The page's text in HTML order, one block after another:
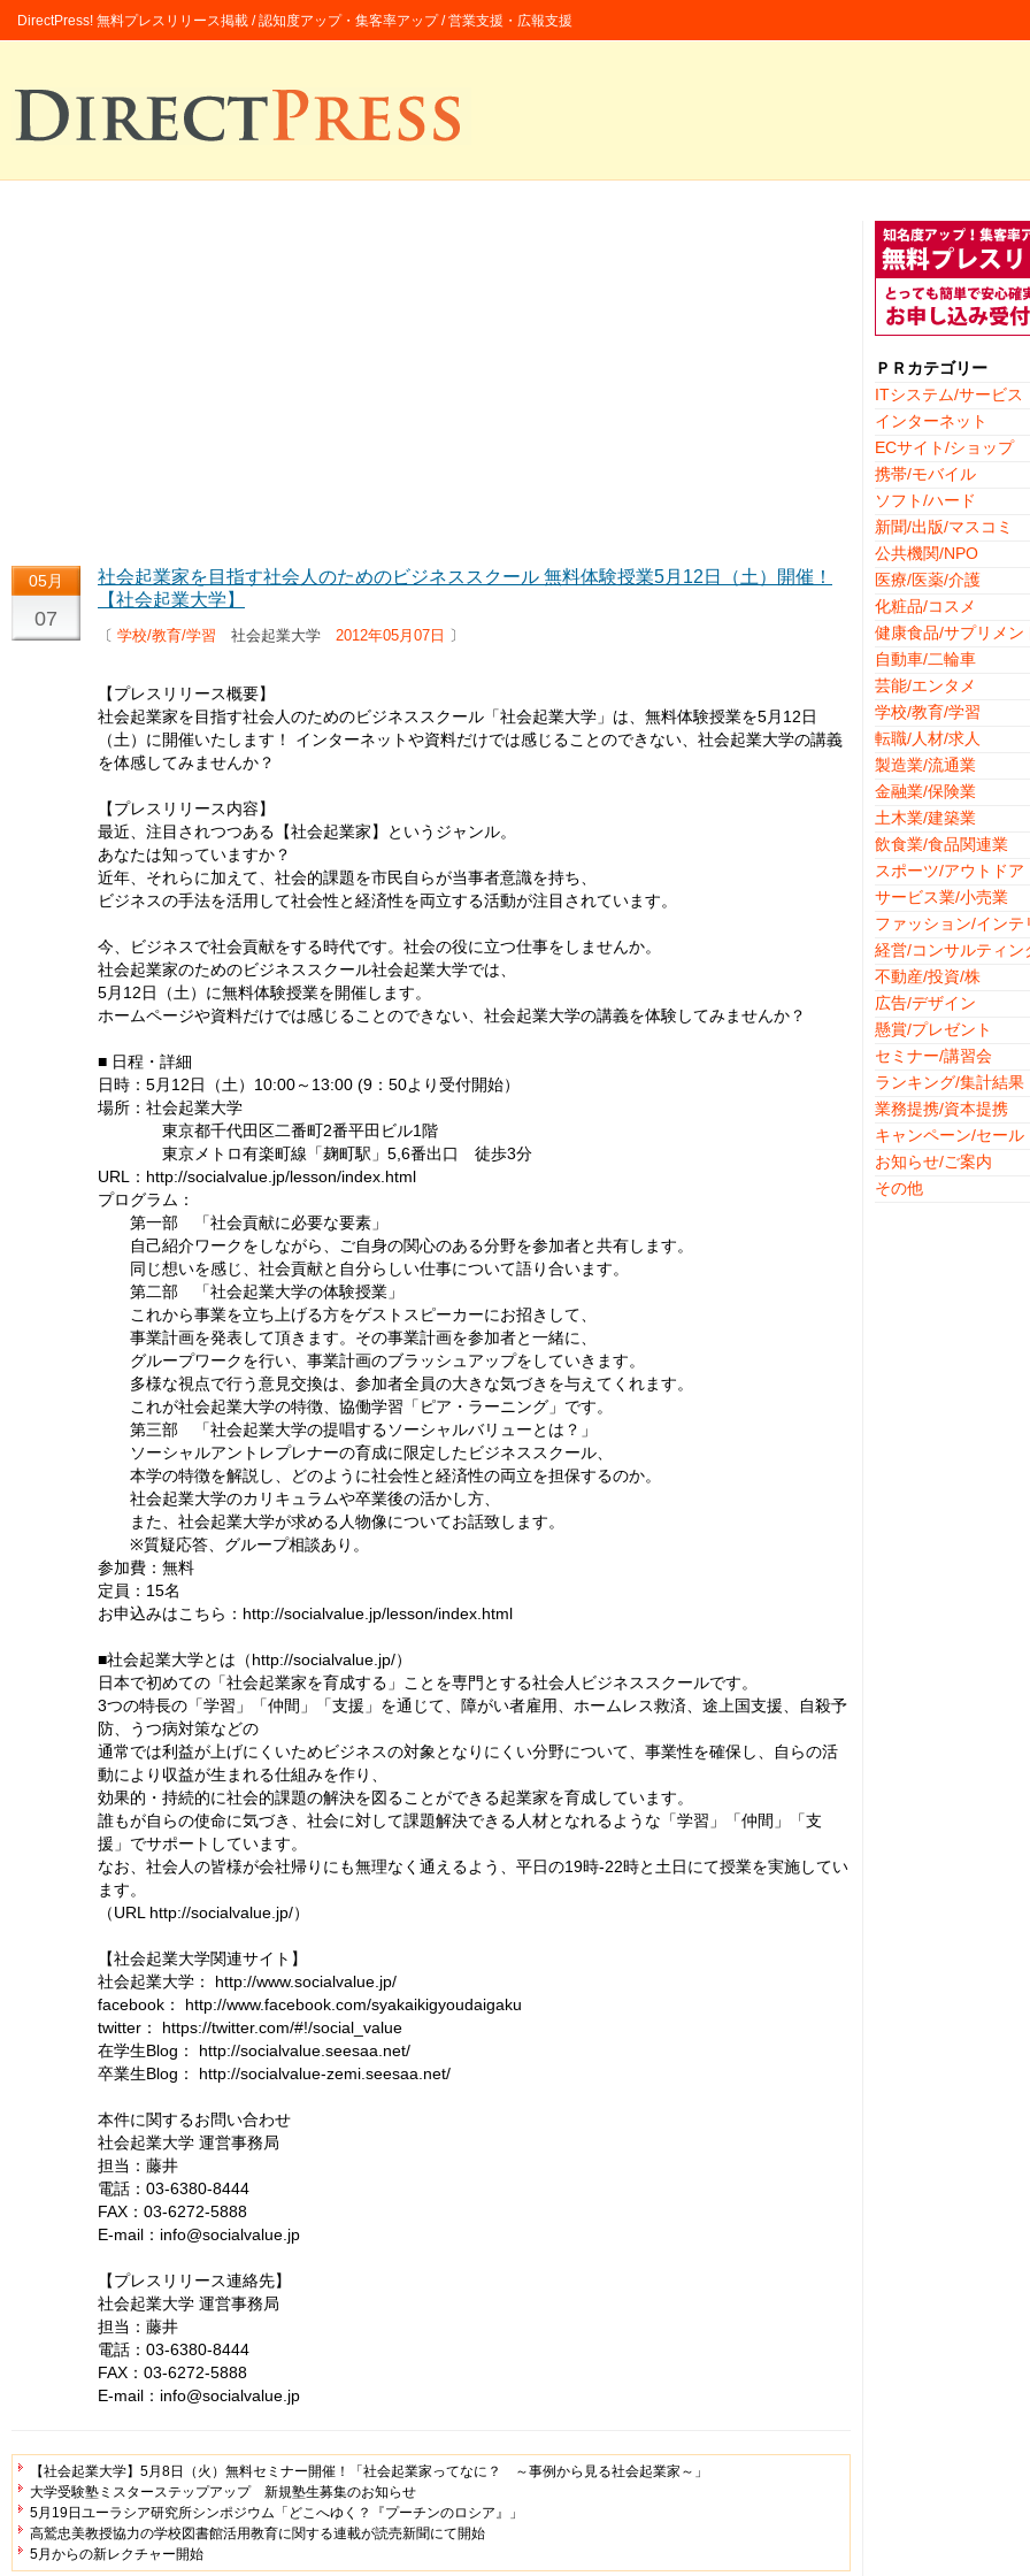
DirectPress! 無料プレスリリース掲載 / 認知度アップ・集客率アップ / 営業支援・広報支援
05月
07
社会起業家を目指す社会人のためのビジネススクール 無料体験授業5月12日（土）開催！
【社会起業大学】
〔 学校/教育/学習 社会起業大学 2012年05月07日 〕
【プレスリリース概要】
社会起業家を目指す社会人のためのビジネススクール「社会起業大学」は、無料体験授業を5月12日
（土）に開催いたします！ インターネットや資料だけでは感じることのできない、社会起業大学の講義
を体感してみませんか？
【プレスリリース内容】
最近、注目されつつある【社会起業家】というジャンル。
あなたは知っていますか？
近年、それらに加えて、社会的課題を市民自らが当事者意識を持ち、
ビジネスの手法を活用して社会性と経済性を両立する活動が注目されています。
今、ビジネスで社会貢献をする時代です。社会の役に立つ仕事をしませんか。
社会起業家のためのビジネススクール社会起業大学では、
5月12日（土）に無料体験授業を開催します。
ホームページや資料だけでは感じることのできない、社会起業大学の講義を体験してみませんか？
■ 日程・詳細
日時：5月12日（土）10:00～13:00 (9：50より受付開始）
場所：社会起業大学
東京都千代田区二番町2番平田ビル1階
東京メトロ有楽町線「麹町駅」5,6番出口 徒歩3分
URL：http://socialvalue.jp/lesson/index.html
プログラム：
第一部 「社会貢献に必要な要素」
自己紹介ワークをしながら、ご自身の関心のある分野を参加者と共有します。
同じ想いを感じ、社会貢献と自分らしい仕事について語り合います。
第二部 「社会起業大学の体験授業」
これから事業を立ち上げる方をゲストスピーカーにお招きして、
事業計画を発表して頂きます。その事業計画を参加者と一緒に、
グループワークを行い、事業計画のブラッシュアップをしていきます。
多様な視点で行う意見交換は、参加者全員の大きな気づきを与えてくれます。
これが社会起業大学の特徴、協働学習「ピア・ラーニング」です。
第三部 「社会起業大学の提唱するソーシャルバリューとは？」
ソーシャルアントレプレナーの育成に限定したビジネススクール、
本学の特徴を解説し、どのように社会性と経済性の両立を担保するのか。
社会起業大学のカリキュラムや卒業後の活かし方、
また、社会起業大学が求める人物像についてお話致します。
※質疑応答、グループ相談あり。
参加費：無料
定員：15名
お申込みはこちら：http://socialvalue.jp/lesson/index.html
■社会起業大学とは（http://socialvalue.jp/）
日本で初めての「社会起業家を育成する」ことを専門とする社会人ビジネススクールです。
3つの特長の「学習」「仲間」「支援」を通じて、障がい者雇用、ホームレス救済、途上国支援、自殺予
防、うつ病対策などの
通常では利益が上げにくいためビジネスの対象となりにくい分野について、事業性を確保し、自らの活
動により収益が生まれる仕組みを作り、
効果的・持続的に社会的課題の解決を図ることができる起業家を育成しています。
誰もが自らの使命に気づき、社会に対して課題解決できる人材となれるような「学習」「仲間」「支
援」でサポートしています。
なお、社会人の皆様が会社帰りにも無理なく通えるよう、平日の19時-22時と土日にて授業を実施してい
ます。
（URL http://socialvalue.jp/）
【社会起業大学関連サイト】
社会起業大学： http://www.socialvalue.jp/
facebook： http://www.facebook.com/syakaikigyoudaigaku
twitter： https://twitter.com/#!/social_value
在学生Blog： http://socialvalue.seesaa.net/
卒業生Blog： http://socialvalue-zemi.seesaa.net/
本件に関するお問い合わせ
社会起業大学 運営事務局
担当：藤井
電話：03-6380-8444
FAX：03-6272-5888
E-mail：info@socialvalue.jp
【プレスリリース連絡先】
社会起業大学 運営事務局
担当：藤井
電話：03-6380-8444
FAX：03-6272-5888
E-mail：info@socialvalue.jp
【社会起業大学】5月8日（火）無料セミナー開催！「社会起業家ってなに？ ～事例から見る社会起業家～」
大学受験塾ミスターステップアップ 新規塾生募集のお知らせ
5月19日ユーラシア研究所シンポジウム「どこへゆく？『プーチンのロシア』」
高鷲忠美教授協力の学校図書館活用教育に関する連載が読売新聞にて開始
5月からの新レクチャー開始
ＰＲカテゴリー
ITシステム/サービス
インターネット
ECサイト/ショップ
携帯/モバイル
ソフト/ハード
新聞/出版/マスコミ
公共機関/NPO
医療/医薬/介護
化粧品/コスメ
健康食品/サプリメン
自動車/二輪車
芸能/エンタメ
学校/教育/学習
転職/人材/求人
製造業/流通業
金融業/保険業
土木業/建築業
飲食業/食品関連業
スポーツ/アウトドア
サービス業/小売業
ファッション/インテ
経営/コンサルティン
不動産/投資/株
広告/デザイン
懸賞/プレゼント
セミナー/講習会
ランキング/集計結果
業務提携/資本提携
キャンペーン/セール
お知らせ/ご案内
その他